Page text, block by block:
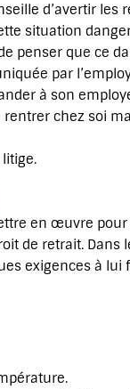
d’avertir les
situation
penser que ce
par
à son
chez soi
en œuvre
de retrait. Dans
exigences à